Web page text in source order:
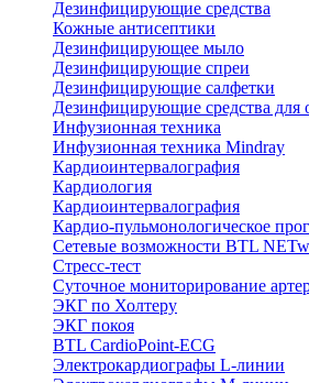
Дезинфицирующие средства
Кожные антисептики
Дезинфицирующее мыло
Дезинфицирующие спреи
Дезинфицирующие салфетки
Дезинфицирующие средства для
Инфузионная техника
Инфузионная техника Mindray
Кардиоинтервалография
Кардиология
Кардиоинтервалография
Кардио-пульмонологическое
Сетевые возможности BTL
Стресс-тест
Суточное мониторирование
ЭКГ по Холтеру
ЭКГ покоя
BTL CardioPoint-ECG
Электрокардиографы L-линии